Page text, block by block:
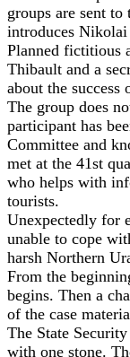
groups are sent
introduces
Planned fictitious
Thibault and a
about the success
The group does
participant has
Committee and
met at the 41st
who helps with
tourists.
Unexpectedly for
unable to cope
harsh Northern
From the
begins. Then a
of the case
The State
with one stone.